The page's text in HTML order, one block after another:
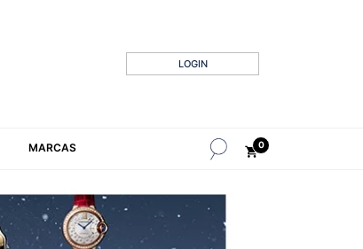
LOGIN
MARCAS 0